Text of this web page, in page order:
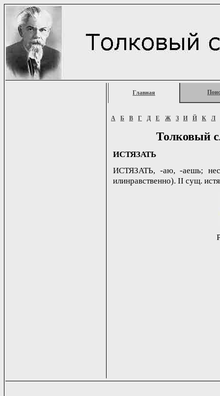
Главная
А Б В Г Д Е Ж З И Й К Л
Толковый
ИСТЯЗАТЬ
ИСТЯЗАТЬ, -аю, -аешь;
илинравственно). II сущ.